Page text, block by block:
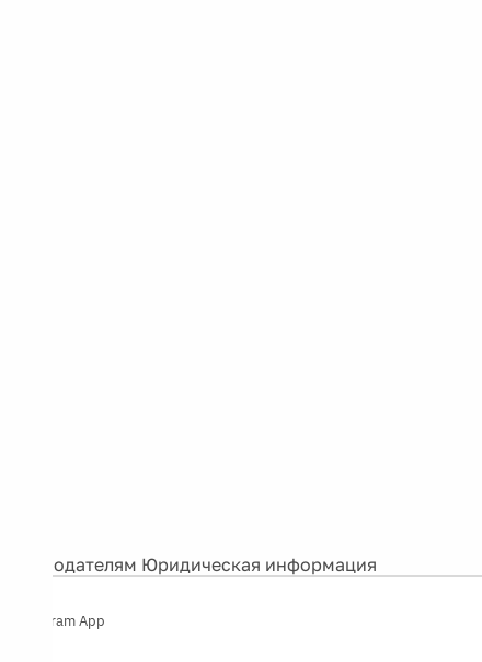
Рекламодателям Юридическая информация
Telegram App